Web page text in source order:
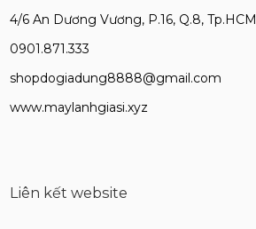
4/6 An Dương Vương, P.16, Q.8, Tp.HCM
0901.871.333
shopdogiadung8888@gmail.com
www.maylanhgiasi.xyz
Liên kết website